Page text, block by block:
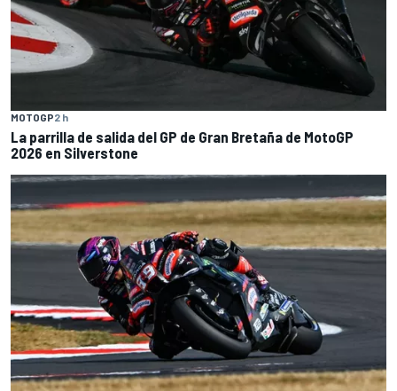
MOTOGP2 h
La parrilla de salida del GP de Gran Bretaña de MotoGP
2026 en Silverstone